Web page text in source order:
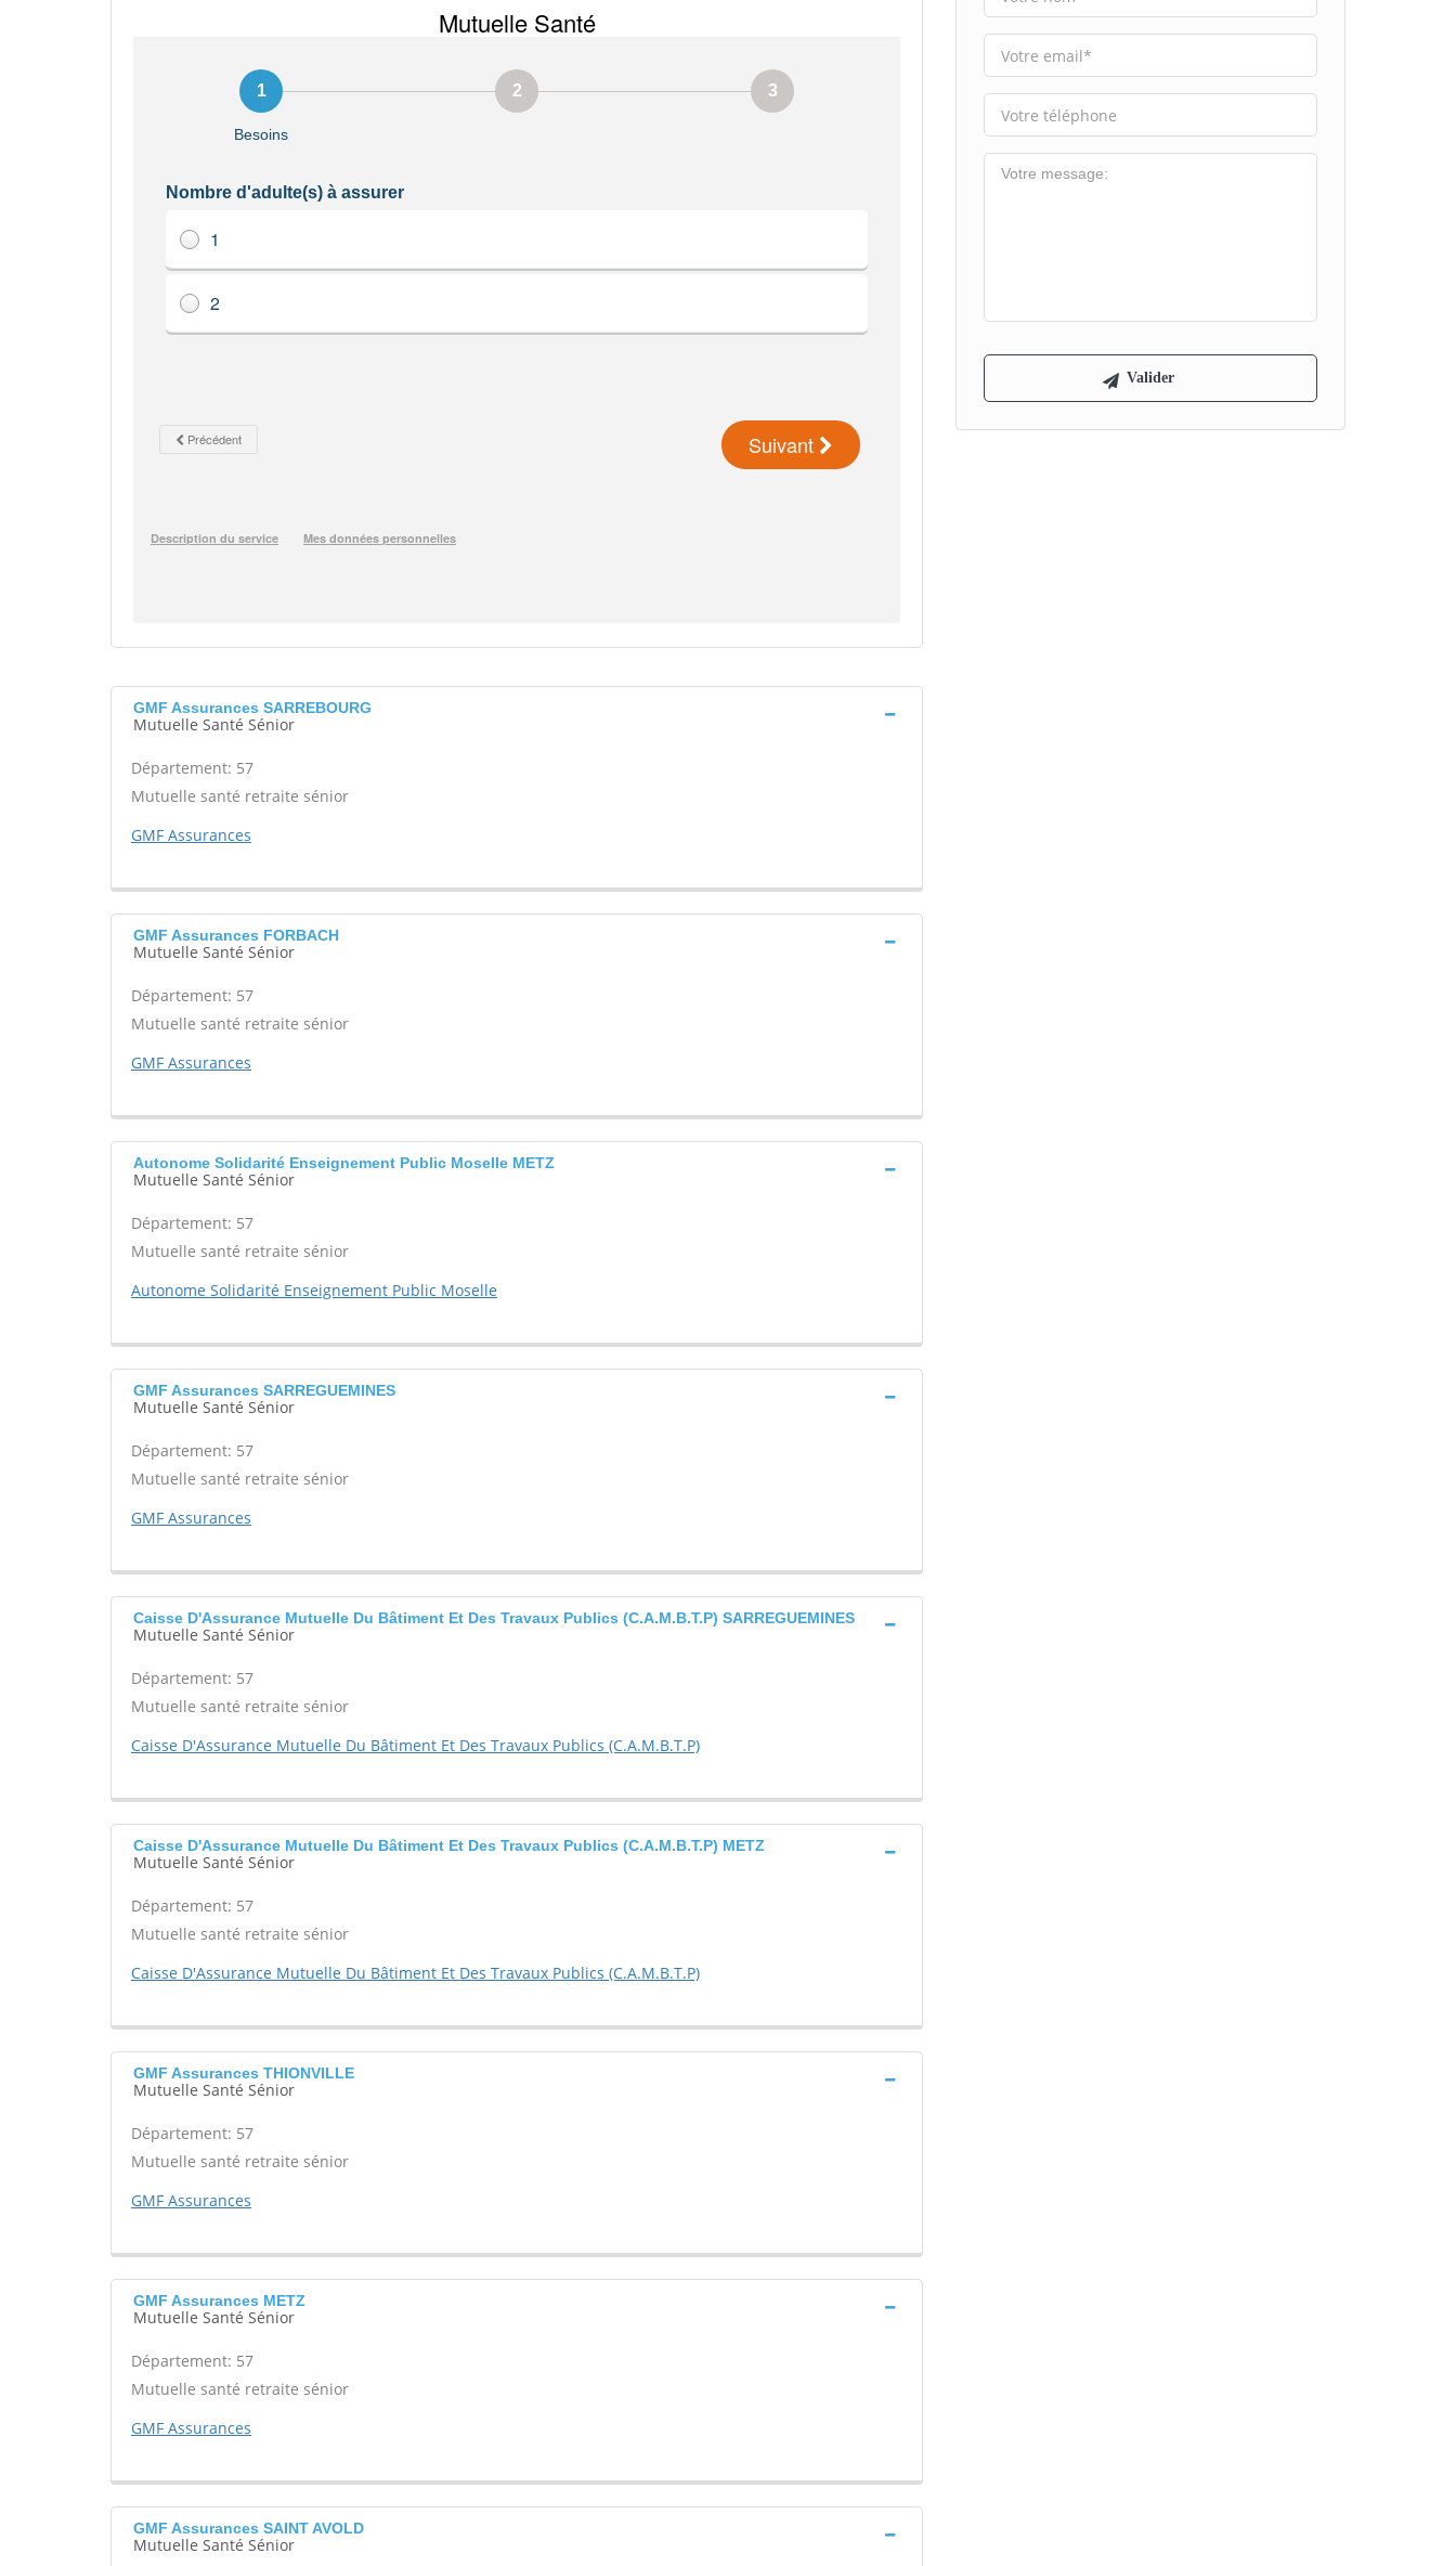
GMF Assurances SARREBOURG
Mutuelle Santé Sénior
Département: 57
Mutuelle santé retraite sénior
GMF Assurances
GMF Assurances FORBACH
Mutuelle Santé Sénior
Département: 57
Mutuelle santé retraite sénior
GMF Assurances
Autonome Solidarité Enseignement Public Moselle METZ
Mutuelle Santé Sénior
Département: 57
Mutuelle santé retraite sénior
Autonome Solidarité Enseignement Public Moselle
GMF Assurances SARREGUEMINES
Mutuelle Santé Sénior
Département: 57
Mutuelle santé retraite sénior
GMF Assurances
Caisse D'Assurance Mutuelle Du Bâtiment Et Des Travaux Publics (C.A.M.B.T.P) SARREGUEMINES
Mutuelle Santé Sénior
Département: 57
Mutuelle santé retraite sénior
Caisse D'Assurance Mutuelle Du Bâtiment Et Des Travaux Publics (C.A.M.B.T.P)
Caisse D'Assurance Mutuelle Du Bâtiment Et Des Travaux Publics (C.A.M.B.T.P) METZ
Mutuelle Santé Sénior
Département: 57
Mutuelle santé retraite sénior
Caisse D'Assurance Mutuelle Du Bâtiment Et Des Travaux Publics (C.A.M.B.T.P)
GMF Assurances THIONVILLE
Mutuelle Santé Sénior
Département: 57
Mutuelle santé retraite sénior
GMF Assurances
GMF Assurances METZ
Mutuelle Santé Sénior
Département: 57
Mutuelle santé retraite sénior
GMF Assurances
GMF Assurances SAINT AVOLD
Mutuelle Santé Sénior